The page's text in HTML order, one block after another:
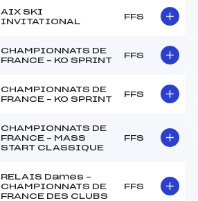
AIX SKI
INVITATIONAL
FFS
CHAMPIONNATS DE
FRANCE – KO SPRINT
FFS
CHAMPIONNATS DE
FRANCE – KO SPRINT
FFS
CHAMPIONNATS DE
FRANCE – MASS
START CLASSIQUE
FFS
RELAIS Dames –
CHAMPIONNATS DE
FRANCE DES CLUBS
FFS